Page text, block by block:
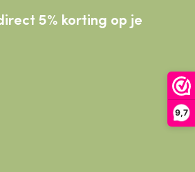
9,7
5% korting op je